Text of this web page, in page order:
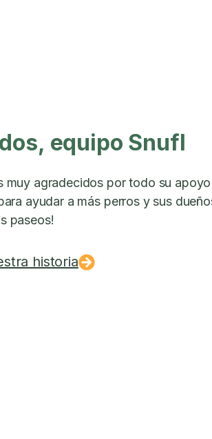
equipo Snufl
muy agradecidos por todo su
ayudar a más perros y sus
paseos!
historia